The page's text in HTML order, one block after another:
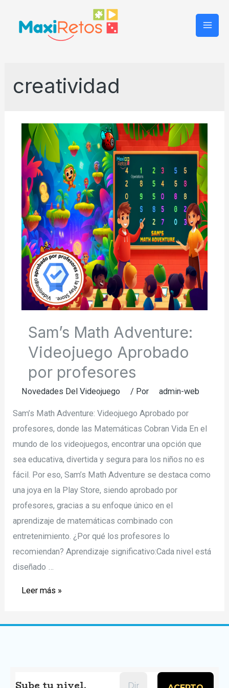
creatividad
Sam’s Math Adventure:
Videojuego Aprobado
por profesores
Novedades Del Videojuego / Por admin-web
Sam’s Math Adventure: Videojuego Aprobado por
profesores, donde las Matemáticas Cobran Vida En el
mundo de los videojuegos, encontrar una opción que
sea educativa, divertida y segura para los niños no es
fácil. Por eso, Sam’s Math Adventure se destaca como
una joya en la Play Store, siendo aprobado por
profesores, gracias a su enfoque único en el
aprendizaje de matemáticas combinado con
entretenimiento. ¿Por qué los profesores lo
recomiendan? Aprendizaje significativo:Cada nivel está
diseñado …
Sam’s
profesores
Leer más »